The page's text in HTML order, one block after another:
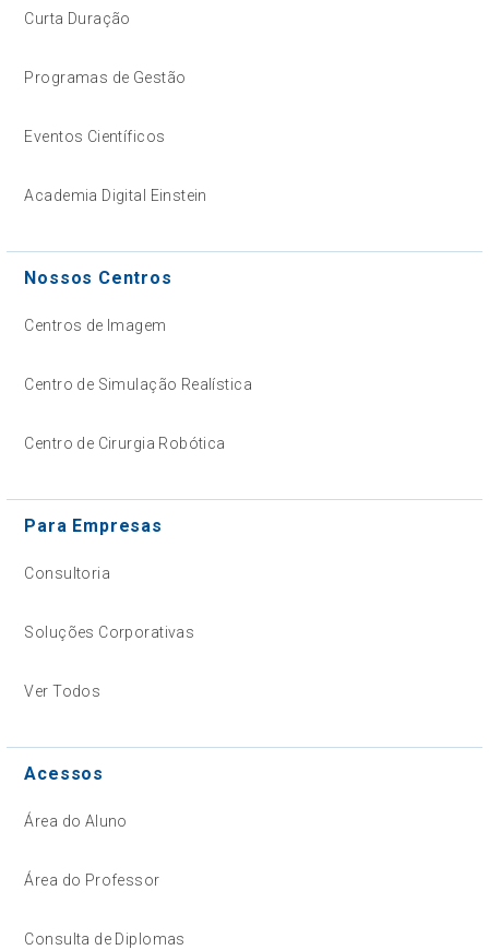
Curta Duração
Programas de Gestão
Eventos Científicos
Academia Digital Einstein
Nossos Centros
Centros de Imagem
Centro de Simulação Realística
Centro de Cirurgia Robótica
Para Empresas
Consultoria
Soluções Corporativas
Ver Todos
Acessos
Área do Aluno
Área do Professor
Consulta de Diplomas